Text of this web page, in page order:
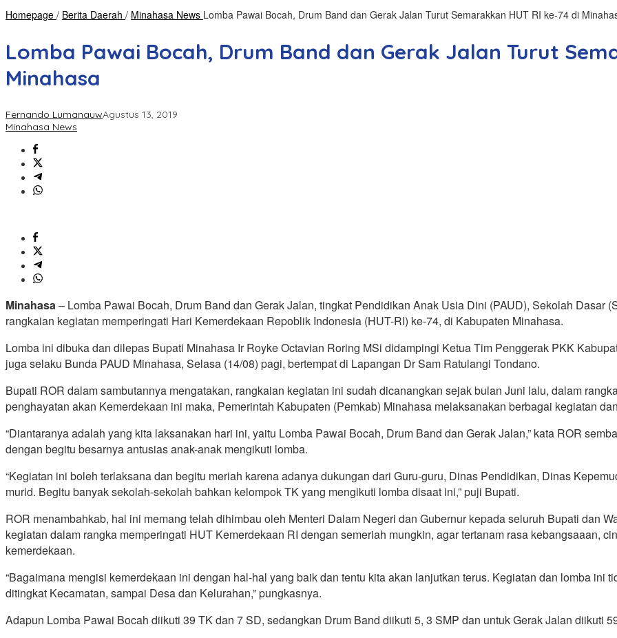
Homepage / Berita Daerah / Minahasa News Lomba Pawai Bocah, Drum Band dan Gerak Jalan Turut Semarakkan HUT RI ke-74 di
Lomba Pawai Bocah, Drum Band dan Gerak Jalan Turut
Minahasa
Fernando LumanauwAgustus 13, 2019
Minahasa News
Minahasa– Lomba Pawai Bocah, Drum Band dan Gerak Jalan, tingkat Pendidikan Anak Usia Dini (PAUD), Sekolah Dasar
rangkaian kegiatan memperingati Hari Kemerdekaan Repoblik Indonesia (HUT-RI) ke-74, di Kabupaten Minahasa.
Lomba ini dibuka dan dilepas Bupati Minahasa Ir Royke Octavian Roring MSi didampingi Ketua Tim Penggerak PKK
juga selaku Bunda PAUD Minahasa, Selasa (14/08) pagi, bertempat di Lapangan Dr Sam Ratulangi Tondano.
Bupati ROR dalam sambutannya mengatakan, rangkaian kegiatan ini sudah dicanangkan sejak bulan Juni lalu, dalam
penghayatan akan Kemerdekaan ini maka, Pemerintah Kabupaten (Pemkab) Minahasa melaksanakan berbagai kegiatan
“Diantaranya adalah yang kita laksanakan hari ini, yaitu Lomba Pawai Bocah, Drum Band dan Gerak Jalan,” kata ROR
dengan begitu besarnya antusias anak-anak mengikuti lomba.
“Kegiatan ini boleh terlaksana dan begitu meriah karena adanya dukungan dari Guru-guru, Dinas Pendidikan, Dinas
murid. Begitu banyak sekolah-sekolah bahkan kelompok TK yang mengikuti lomba disaat ini,” puji Bupati.
ROR menambahkab, hal ini memang telah dihimbau oleh Menteri Dalam Negeri dan Gubernur kepada seluruh Bupati dan
kegiatan dalam rangka memperingati HUT Kemerdekaan RI dengan semeriah mungkin, agar tertanam rasa kebangsaaan,
kemerdekaan.
“Bagaimana mengisi kemerdekaan ini dengan hal-hal yang baik dan tentu kita akan lanjutkan terus. Kegiatan dan lomba ini
ditingkat Kecamatan, sampai Desa dan Kelurahan,” pungkasnya.
Adapun Lomba Pawai Bocah diikuti 39 TK dan 7 SD, sedangkan Drum Band diikuti 5, 3 SMP dan untuk Gerak Jalan diikuti